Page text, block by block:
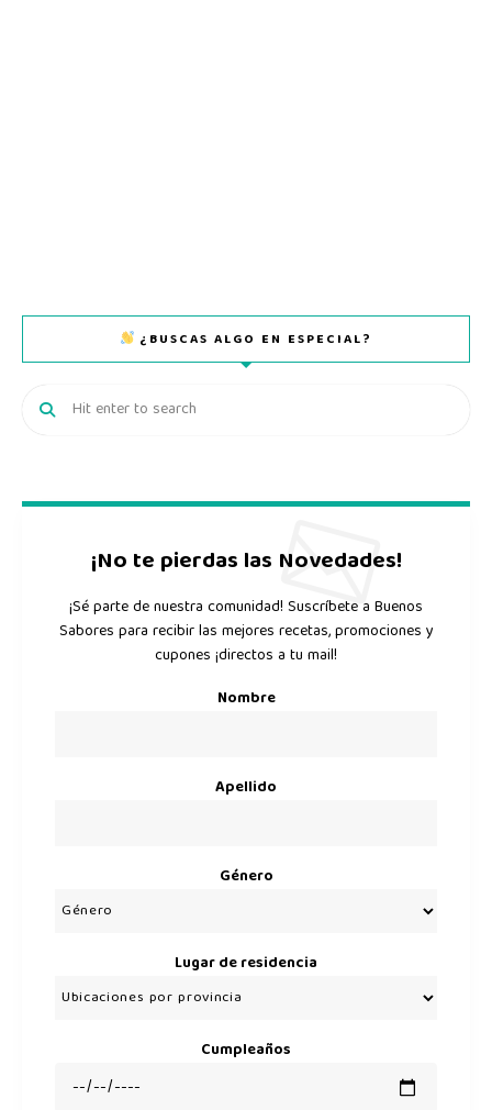
¿BUSCAS ALGO EN ESPECIAL?
¡No te pierdas las Novedades!
¡Sé parte de nuestra comunidad! Suscríbete a Buenos
Sabores para recibir las mejores recetas, promociones y
cupones ¡directos a tu mail!
Nombre
Apellido
Género
Lugar de residencia
Cumpleaños